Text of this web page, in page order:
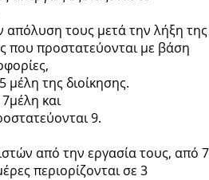
απόλυση τους μετά την λήξη της
που προστατεύονται με βάση
της διοίκησης.
και
9.
από την εργασία τους, από 7
περιορίζονται σε 3